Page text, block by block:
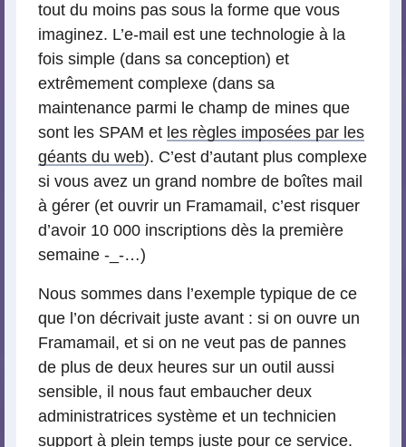
tout du moins pas sous la forme que vous
imaginez. L’e-mail est une technologie à la
fois simple (dans sa conception) et
extrêmement complexe (dans sa
maintenance parmi le champ de mines que
sont les SPAM et les règles imposées par les
géants du web). C’est d’autant plus complexe
si vous avez un grand nombre de boîtes mail
à gérer (et ouvrir un Framamail, c’est risquer
d’avoir 10 000 inscriptions dès la première
semaine -_-…)
Nous sommes dans l’exemple typique de ce
que l’on décrivait juste avant : si on ouvre un
Framamail, et si on ne veut pas de pannes
de plus de deux heures sur un outil aussi
sensible, il nous faut embaucher deux
administratrices système et un technicien
support à plein temps juste pour ce service.